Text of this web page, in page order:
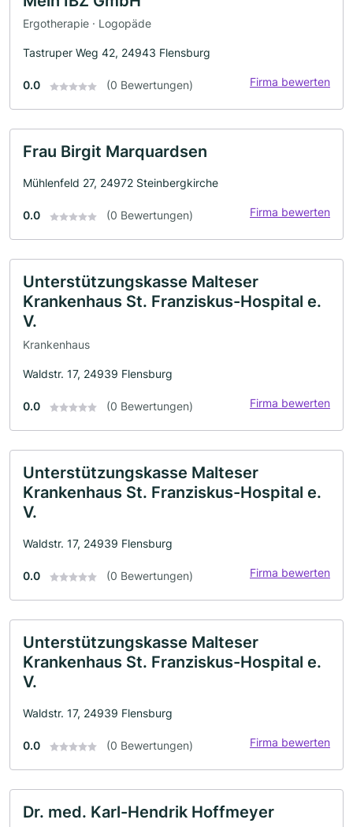
Ergotherapie · Logopäde
Tastruper Weg 42, 24943 Flensburg
0.0 (0 Bewertungen) Firma bewerten
Frau Birgit Marquardsen
Mühlenfeld 27, 24972 Steinbergkirche
0.0 (0 Bewertungen) Firma bewerten
Unterstützungskasse Malteser
Krankenhaus St. Franziskus-Hospital e.
V.
Krankenhaus
Waldstr. 17, 24939 Flensburg
0.0 (0 Bewertungen) Firma bewerten
Unterstützungskasse Malteser
Krankenhaus St. Franziskus-Hospital e.
V.
Waldstr. 17, 24939 Flensburg
0.0 (0 Bewertungen) Firma bewerten
Unterstützungskasse Malteser
Krankenhaus St. Franziskus-Hospital e.
V.
Waldstr. 17, 24939 Flensburg
0.0 (0 Bewertungen) Firma bewerten
Dr. med. Karl-Hendrik Hoffmeyer